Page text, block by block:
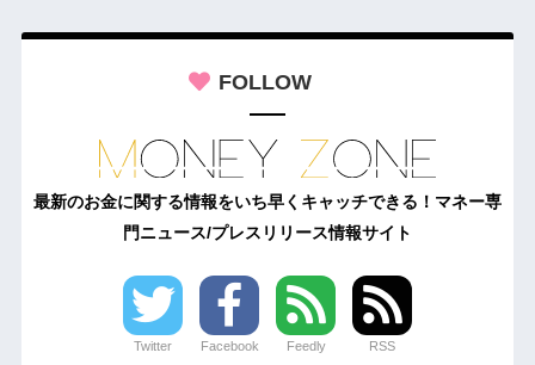
FOLLOW
最新のお金に関する情報をいち早くキャッチできる！マネー専
門ニュース/プレスリリース情報サイト
Twitter Facebook Feedly RSS